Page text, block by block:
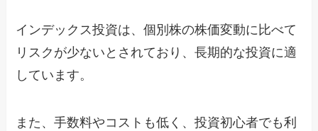
インデックス投資は、個別株の株価変動に比べて
リスクが少ないとされており、長期的な投資に適
しています。
また、手数料やコストも低く、投資初心者でも利